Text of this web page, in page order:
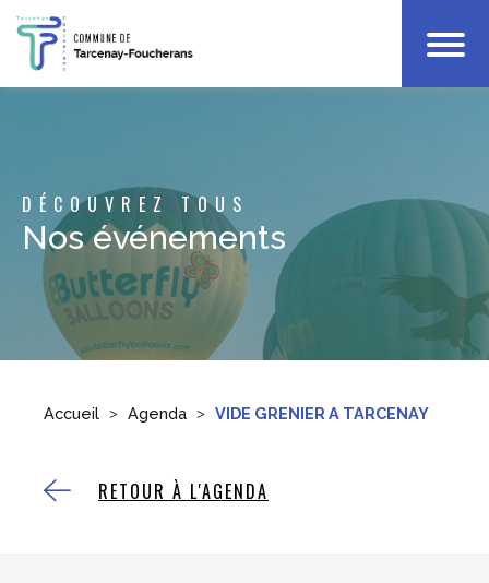
Culture & Loisirs
DÉCOUVREZ TOUS
Nos événements
Accueil Agenda VIDE GRENIER A TARCENAY
RETOUR À L'AGENDA